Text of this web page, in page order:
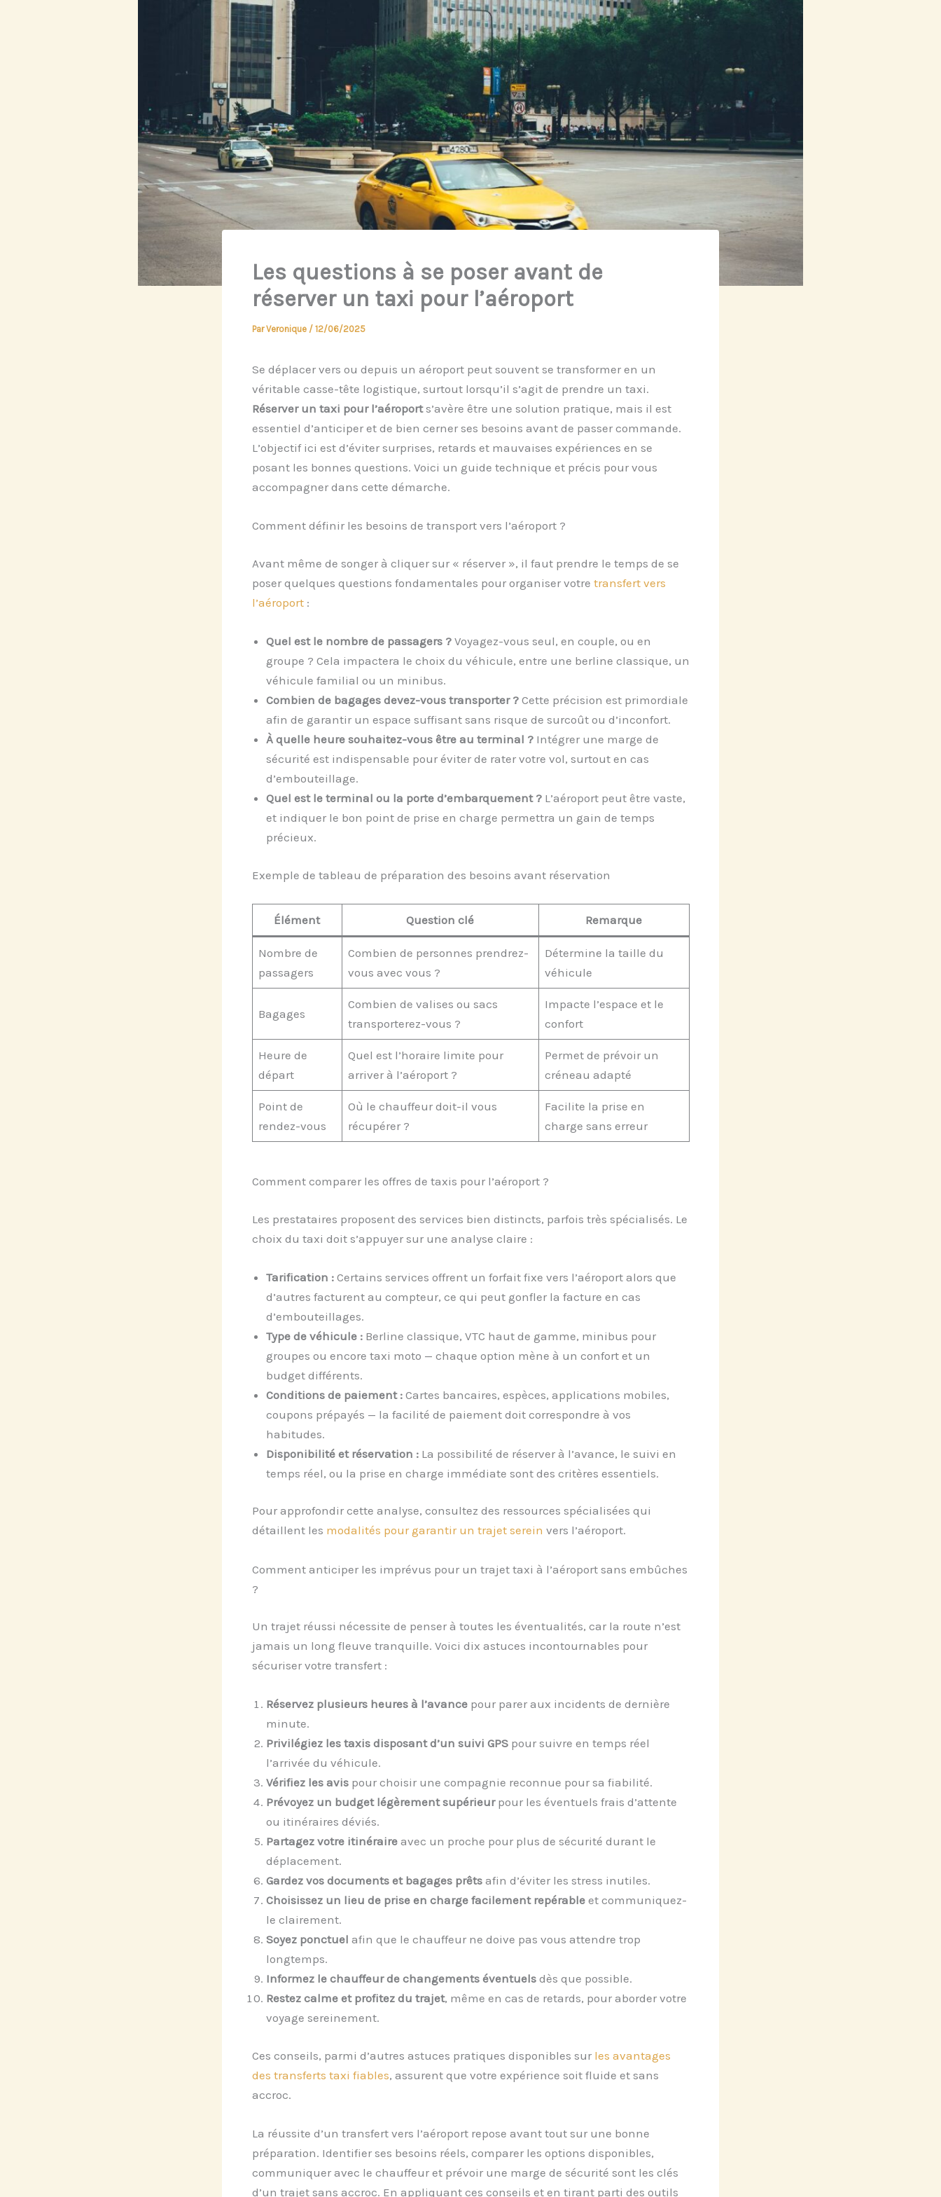
Les questions à se poser avant de
réserver un taxi pour l’aéroport
ParVeronique / 12/06/2025
Se déplacer vers ou depuis un aéroport peut souvent se transformer en un
véritable casse-tête logistique, surtout lorsqu’il s’agit de prendre un taxi.
Réserver un taxi pour l’aéroports’avère être une solution pratique, mais il est
essentiel d’anticiper et de bien cerner ses besoins avant de passer commande.
L’objectif ici est d’éviter surprises, retards et mauvaises expériences en se
posant les bonnes questions. Voici un guide technique et précis pour vous
accompagner dans cette démarche.
Comment définir les besoins de transport vers l’aéroport ?
Avant même de songer à cliquer sur « réserver », il faut prendre le temps de se
poser quelques questions fondamentales pour organiser votre transfert vers
l’aéroport:
Quel est le nombre de passagers ?Voyagez-vous seul, en couple, ou en
groupe ? Cela impactera le choix du véhicule, entre une berline classique, un
véhicule familial ou un minibus.
Combien de bagages devez-vous transporter ?Cette précision est primordiale
afin de garantir un espace suffisant sans risque de surcoût ou d’inconfort.
À quelle heure souhaitez-vous être au terminal ?Intégrer une marge de
sécurité est indispensable pour éviter de rater votre vol, surtout en cas
d’embouteillage.
Quel est le terminal ou la porte d’embarquement ?L’aéroport peut être vaste,
et indiquer le bon point de prise en charge permettra un gain de temps
précieux.
Exemple de tableau de préparation des besoins avant réservation
Élément Question clé Remarque
Nombre de
passagers
Combien de personnes prendrez-
vous avec vous ?
Détermine la taille du
véhicule
Bagages
Combien de valises ou sacs
transporterez-vous ?
Impacte l’espace et le
confort
Heure de
départ
Quel est l’horaire limite pour
arriver à l’aéroport ?
Permet de prévoir un
créneau adapté
Point de
rendez-vous
Où le chauffeur doit-il vous
récupérer ?
Facilite la prise en
charge sans erreur
Comment comparer les offres de taxis pour l’aéroport ?
Les prestataires proposent des services bien distincts, parfois très spécialisés. Le
choix du taxi doit s’appuyer sur une analyse claire :
Tarification :Certains services offrent un forfait fixe vers l’aéroport alors que
d’autres facturent au compteur, ce qui peut gonfler la facture en cas
d’embouteillages.
Type de véhicule :Berline classique, VTC haut de gamme, minibus pour
groupes ou encore taxi moto — chaque option mène à un confort et un
budget différents.
Conditions de paiement :Cartes bancaires, espèces, applications mobiles,
coupons prépayés — la facilité de paiement doit correspondre à vos
habitudes.
Disponibilité et réservation :La possibilité de réserver à l’avance, le suivi en
temps réel, ou la prise en charge immédiate sont des critères essentiels.
Pour approfondir cette analyse, consultez des ressources spécialisées qui
détaillent les modalités pour garantir un trajet serein vers l’aéroport.
Comment anticiper les imprévus pour un trajet taxi à l’aéroport sans embûches
?
Un trajet réussi nécessite de penser à toutes les éventualités, car la route n’est
jamais un long fleuve tranquille. Voici dix astuces incontournables pour
sécuriser votre transfert :
Réservez plusieurs heures à l’avancepour parer aux incidents de dernière
minute.
Privilégiez les taxis disposant d’un suivi GPSpour suivre en temps réel
l’arrivée du véhicule.
Vérifiez les avispour choisir une compagnie reconnue pour sa fiabilité.
Prévoyez un budget légèrement supérieurpour les éventuels frais d’attente
ou itinéraires déviés.
Partagez votre itinéraireavec un proche pour plus de sécurité durant le
déplacement.
Gardez vos documents et bagages prêtsafin d’éviter les stress inutiles.
Choisissez un lieu de prise en charge facilement repérableet communiquez-
le clairement.
Soyez ponctuel afin que le chauffeur ne doive pas vous attendre trop
longtemps.
Informez le chauffeur de changements éventuelsdès que possible.
Restez calme et profitez du trajet, même en cas de retards, pour aborder votre
voyage sereinement.
Ces conseils, parmi d’autres astuces pratiques disponibles sur les avantages
des transferts taxi fiables, assurent que votre expérience soit fluide et sans
accroc.
La réussite d’un transfert vers l’aéroport repose avant tout sur une bonne
préparation. Identifier ses besoins réels, comparer les options disponibles,
communiquer avec le chauffeur et prévoir une marge de sécurité sont les clés
d’un trajet sans accroc. En appliquant ces conseils et en tirant parti des outils